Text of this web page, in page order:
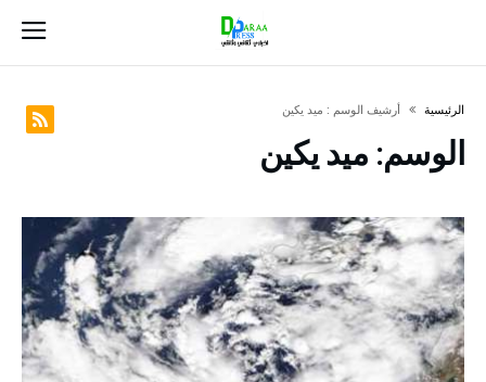
‫الرئيسية‬ ‫أرشيف الوسم :‬ ميد يكين
الوسم: ميد يكين